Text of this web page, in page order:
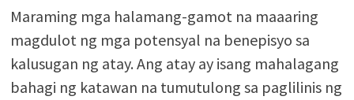
Maraming mga halamang-gamot na maaaring
magdulot ng mga potensyal na benepisyo sa
kalusugan ng atay. Ang atay ay isang mahalagang
bahagi ng katawan na tumutulong sa paglilinis ng